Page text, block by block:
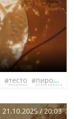
тесто пирожные
21.10.2025 / 20:03